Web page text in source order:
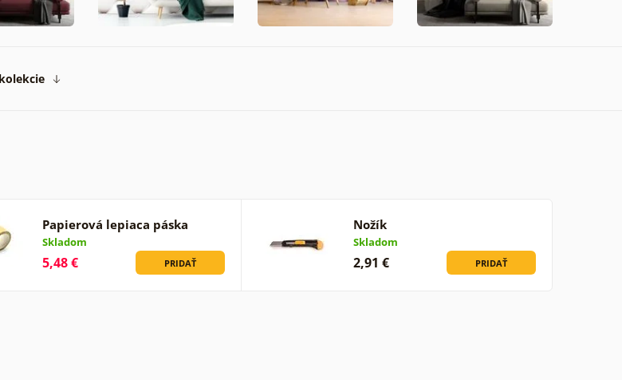
Papierová lepiaca páska
Skladom
5,48 € PRIDAŤ
Nožík
Skladom
2,91 € PRIDAŤ